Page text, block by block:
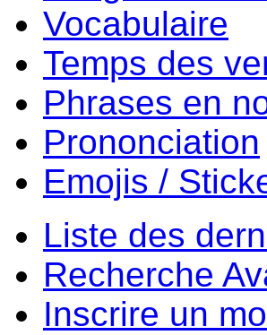
Vocabulaire
Temps des
Phrases en
Prononciation
Emojis /
Liste des
Recherche
Inscrire un